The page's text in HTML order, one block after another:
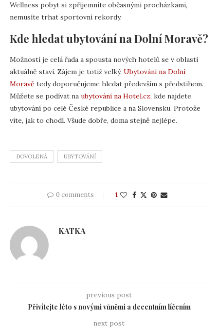
Wellness pobyt si zpříjemníte občasnými procházkami,
nemusíte trhat sportovní rekordy.
Kde hledat ubytování na Dolní Moravě?
Možností je celá řada a spousta nových hotelů se v oblasti
aktuálně staví. Zájem je totiž velký. Ubytování na Dolní
Moravě tedy doporučujeme hledat především s předstihem.
Můžete se podívat na ubytování na Hotel.cz, kde najdete
ubytování po celé České republice a na Slovensku. Protože
víte, jak to chodí. Všude dobře, doma stejně nejlépe.
DOVOLENÁ UBYTOVÁNÍ
0 comments 1
KATKA
previous post
Přivítejte léto s novými vůněmi a decentním líčením
next post